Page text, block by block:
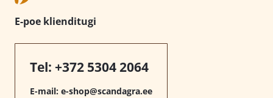
E-poe klienditugi
Tel: +372 5304 2064
E-mail: e-shop@scandagra.ee